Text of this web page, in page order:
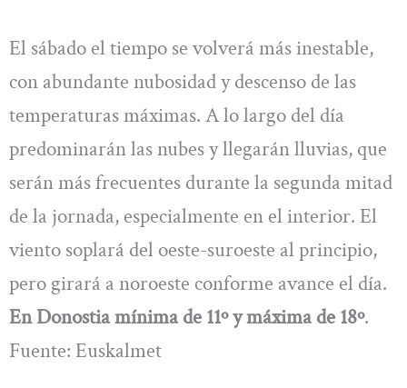
El sábado el tiempo se volverá más inestable,
con abundante nubosidad y descenso de las
temperaturas máximas. A lo largo del día
predominarán las nubes y llegarán lluvias, que
serán más frecuentes durante la segunda mitad
de la jornada, especialmente en el interior. El
viento soplará del oeste-suroeste al principio,
pero girará a noroeste conforme avance el día.
En Donostia mínima de 11º y máxima de 18º.
Fuente: Euskalmet